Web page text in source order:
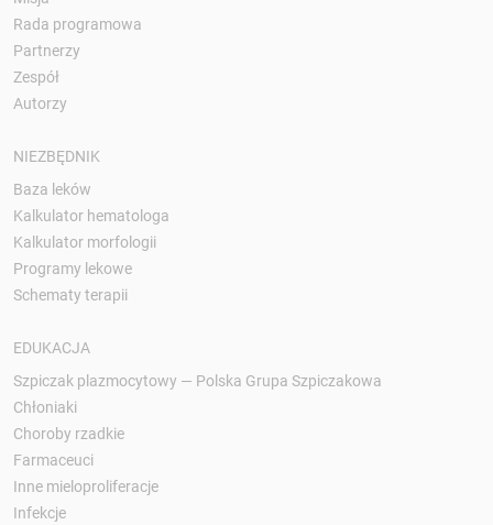
Rada programowa
Partnerzy
Zespół
Autorzy
NIEZBĘDNIK
Baza leków
Kalkulator hematologa
Kalkulator morfologii
Programy lekowe
Schematy terapii
EDUKACJA
Szpiczak plazmocytowy — Polska Grupa Szpiczakowa
Chłoniaki
Choroby rzadkie
Farmaceuci
Inne mieloproliferacje
Infekcje